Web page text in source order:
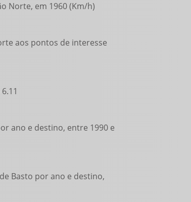
Norte, em 1960 (Km/h)
aos pontos de interesse
ano e destino, entre 1990 e
Basto por ano e destino,